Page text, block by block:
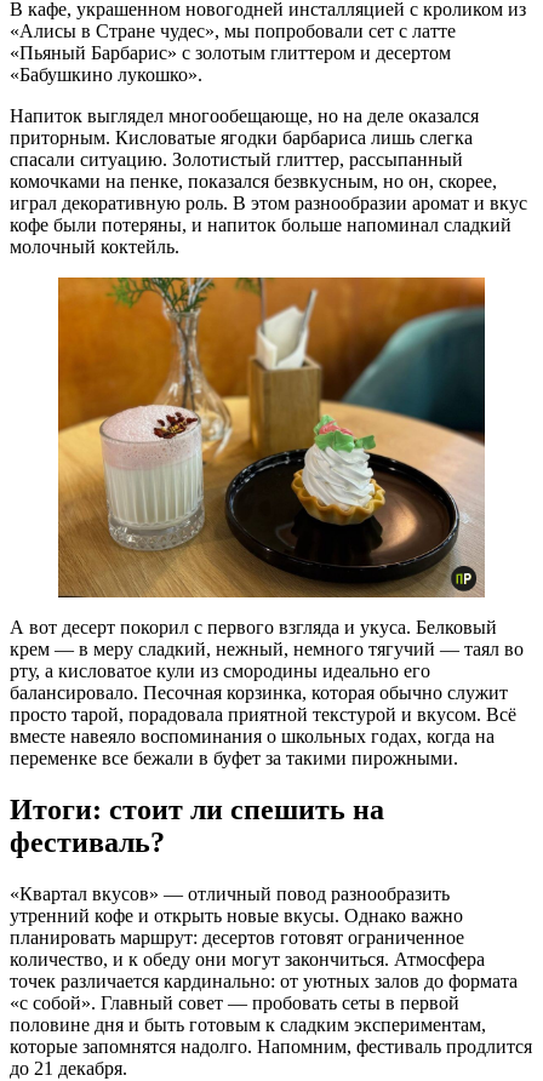
В кафе, украшенном новогодней инсталляцией с кроликом из
«Алисы в Стране чудес», мы попробовали сет с латте
«Пьяный Барбарис» с золотым глиттером и десертом
«Бабушкино лукошко».
Напиток выглядел многообещающе, но на деле оказался
приторным. Кисловатые ягодки барбариса лишь слегка
спасали ситуацию. Золотистый глиттер, рассыпанный
комочками на пенке, показался безвкусным, но он, скорее,
играл декоративную роль. В этом разнообразии аромат и вкус
кофе были потеряны, и напиток больше напоминал сладкий
молочный коктейль.
А вот десерт покорил с первого взгляда и укуса. Белковый
крем — в меру сладкий, нежный, немного тягучий — таял во
рту, а кисловатое кули из смородины идеально его
балансировало. Песочная корзинка, которая обычно служит
просто тарой, порадовала приятной текстурой и вкусом. Всё
вместе навеяло воспоминания о школьных годах, когда на
переменке все бежали в буфет за такими пирожными.
Итоги: стоит ли спешить на
фестиваль?
«Квартал вкусов» — отличный повод разнообразить
утренний кофе и открыть новые вкусы. Однако важно
планировать маршрут: десертов готовят ограниченное
количество, и к обеду они могут закончиться. Атмосфера
точек различается кардинально: от уютных залов до формата
«с собой». Главный совет — пробовать сеты в первой
половине дня и быть готовым к сладким экспериментам,
которые запомнятся надолго. Напомним, фестиваль продлится
до 21 декабря.